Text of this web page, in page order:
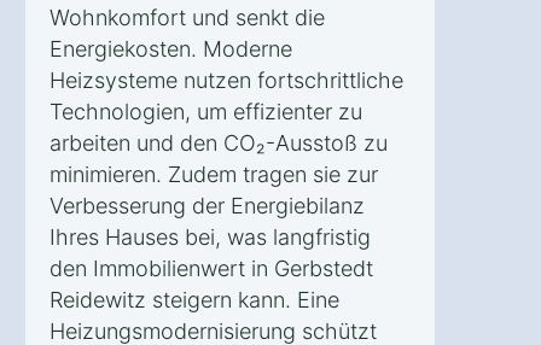
Wohnkomfort und senkt die
Energiekosten. Moderne
Heizsysteme nutzen fortschrittliche
Technologien, um effizienter zu
arbeiten und den CO₂-Ausstoß zu
minimieren. Zudem tragen sie zur
Verbesserung der Energiebilanz
Ihres Hauses bei, was langfristig
den Immobilienwert in Gerbstedt
Reidewitz steigern kann. Eine
Heizungsmodernisierung schützt